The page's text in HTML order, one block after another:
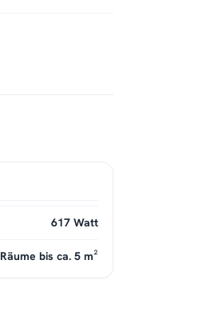
617 Watt
Räume bis ca. 5 m²